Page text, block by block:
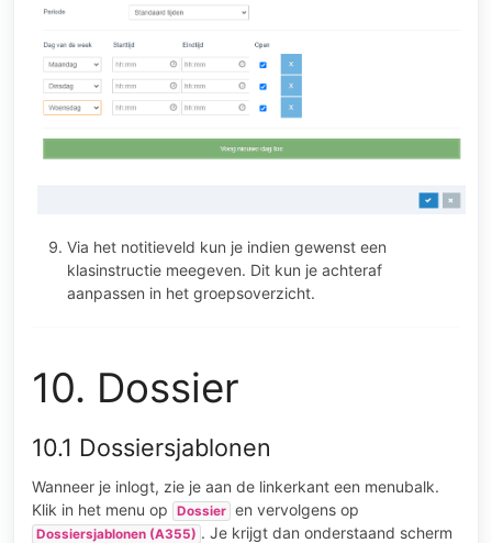
Via het notitieveld kun je indien gewenst een
klasinstructie meegeven. Dit kun je achteraf
aanpassen in het groepsoverzicht.
10. Dossier
10.1 Dossiersjablonen
Wanneer je inlogt, zie je aan de linkerkant een menubalk.
Klik in het menu op
Dossier en vervolgens op
Dossiersjablonen (A355) . Je krijgt dan onderstaand scherm